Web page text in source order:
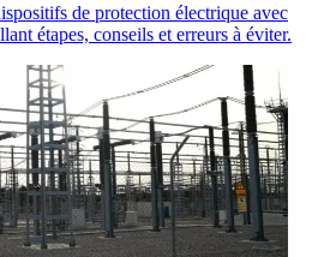
de protection électrique avec
étapes, conseils et erreurs à éviter.